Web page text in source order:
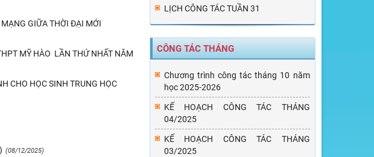
GIỮA THỜI ĐẠI MỚI
MỸ HÀO LẦN THỨ NHẤT NĂM
CHO HỌC SINH TRUNG HỌC
(08/12/2025)
LỊCH CÔNG TÁC TUẦN 31
CÔNG TÁC THÁNG
Chương trình công tác tháng 10 năm
học 2025-2026
KẾ HOẠCH CÔNG TÁC THÁNG
04/2025
KẾ HOẠCH CÔNG TÁC THÁNG
03/2025